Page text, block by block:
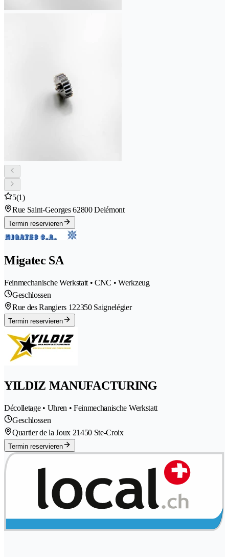
5(1)
Rue Saint-Georges 62800 Delémont
Termin reservieren
Migatec SA
Feinmechanische Werkstatt • CNC • Werkzeug
Geschlossen
Rue des Rangiers 122350 Saignelégier
Termin reservieren
YILDIZ MANUFACTURING
Décolletage • Uhren • Feinmechanische Werkstatt
Geschlossen
Quartier de la Joux 21450 Ste-Croix
Termin reservieren